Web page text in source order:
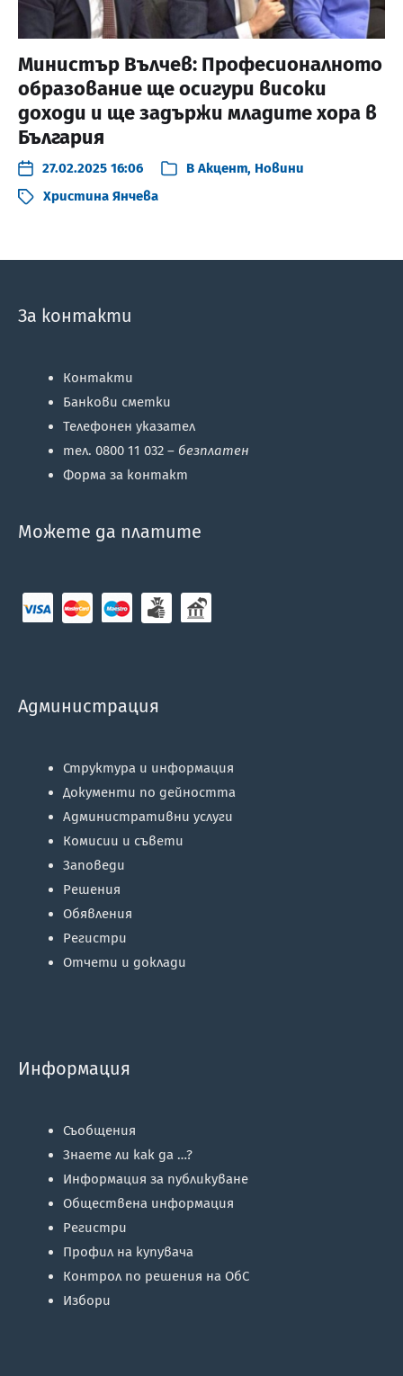
Министър Вълчев: Професионалното
образование ще осигури високи
доходи и ще задържи младите хора в
България
27.02.2025 16:06 В Акцент, Новини
Христина Янчева
За контакти
Контакти
Банкови сметки
Телефонен указател
тел. 0800 11 032 – безплатен
Форма за контакт
Можете да платите
Администрация
Структура и информация
Документи по дейността
Административни услуги
Комисии и съвети
Заповеди
Решения
Обявления
Регистри
Отчети и доклади
Информация
Съобщения
Знаете ли как да …?
Информация за публикуване
Обществена информация
Регистри
Профил на купувача
Контрол по решения на ОбС
Избори